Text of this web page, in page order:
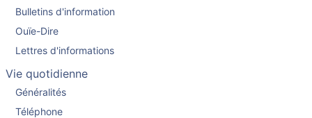
Bulletins d'information
Ouïe-Dire
Lettres d'informations
Vie quotidienne
Généralités
Téléphone